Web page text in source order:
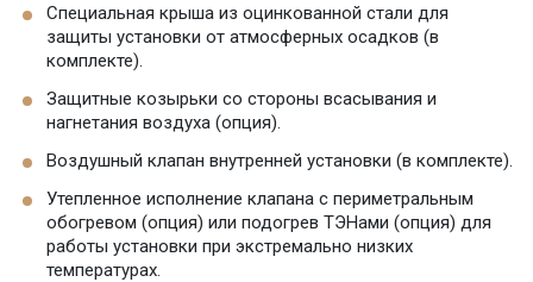
Специальная крыша из оцинкованной стали для
защиты установки от атмосферных осадков (в
комплекте).
Защитные козырьки со стороны всасывания и
нагнетания воздуха (опция).
Воздушный клапан внутренней установки (в комплекте).
Утепленное исполнение клапана с периметральным
обогревом (опция) или подогрев ТЭНами (опция) для
работы установки при экстремально низких
температурах.